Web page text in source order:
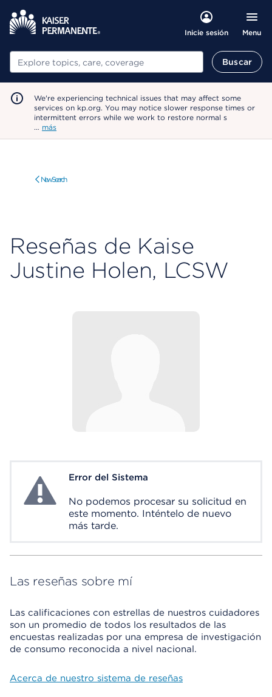
Inicie sesión Menu
Buscar Buscar
We're experiencing technical issues that may affect some
services on kp.org. You may notice slower response times or
intermittent errors while we work to restore normal s
… más
New Search
Reseñas de Kaise
Justine Holen, LCSW
System ErrorError del Sistema
No podemos procesar su solicitud en
este momento. Inténtelo de nuevo
más tarde.
Las reseñas sobre mí
Las calificaciones con estrellas de nuestros cuidadores
son un promedio de todos los resultados de las
encuestas realizadas por una empresa de investigación
de consumo reconocida a nivel nacional.
Acerca de nuestro sistema de reseñas